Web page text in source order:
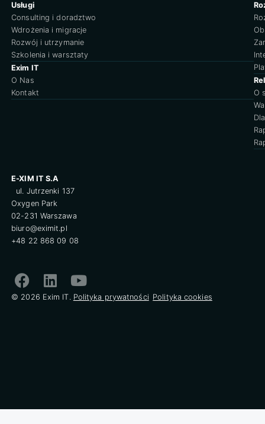
E-XIM IT S.A
ul. Jutrzenki 137
Oxygen Park
02-231 Warszawa
biuro@eximit.pl
+48 22 868 09 08
Usługi
Consulting i doradztwo
Wdrożenia i migracje
Rozwój i utrzymanie
Szkolenia i warsztaty
Exim IT
O Nas
Kontakt
O
© 2026 Exim IT. Polityka prywatności Polityka cookies